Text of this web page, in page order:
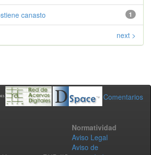
1
canasto
next >
Comentarios
Normatividad
Aviso Legal
Aviso de